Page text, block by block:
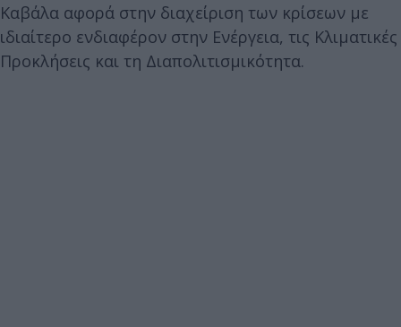
Καβάλα αφορά στην διαχείριση των κρίσεων με
ιδιαίτερο ενδιαφέρον στην Eνέργεια, τις Κλιματικές
Προκλήσεις και τη Διαπολιτισμικότητα.